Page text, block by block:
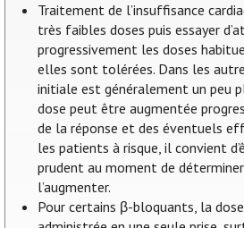
Traitement de l’insuffisance
très faibles doses puis essayer
progressivement les doses
elles sont tolérées. Dans les
initiale est généralement un peu
dose peut être augmentée
de la réponse et des éventuels
les patients à risque, il convient
prudent au moment de
l’augmenter.
Pour certains β-bloquants, la